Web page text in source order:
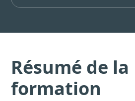
Résumé de la
formation